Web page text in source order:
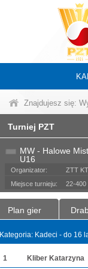
Znajdujesz się:
Turniej PZT
MW - Halowe
U16
Organizator:
ZTT
Miejsce turnieju:
22-400
Plan gier
Kategoria: Kadeci - do 16
1 Kliber Katarzyna